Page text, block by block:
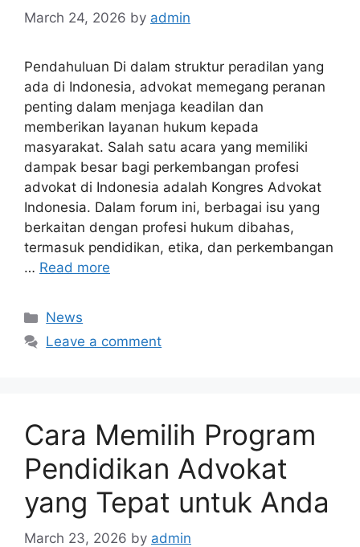
March 24, 2026 by admin
Pendahuluan Di dalam struktur peradilan yang
ada di Indonesia, advokat memegang peranan
penting dalam menjaga keadilan dan
memberikan layanan hukum kepada
masyarakat. Salah satu acara yang memiliki
dampak besar bagi perkembangan profesi
advokat di Indonesia adalah Kongres Advokat
Indonesia. Dalam forum ini, berbagai isu yang
berkaitan dengan profesi hukum dibahas,
termasuk pendidikan, etika, dan perkembangan
… Read more
Categories
News
Leave a comment
Cara Memilih Program
Pendidikan Advokat
yang Tepat untuk Anda
March 23, 2026 by admin